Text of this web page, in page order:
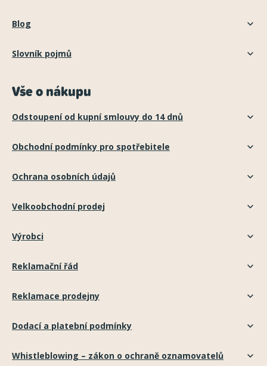
Blog
Slovník pojmů
Vše o nákupu
Odstoupení od kupní smlouvy do 14 dnů
Obchodní podmínky pro spotřebitele
Ochrana osobních údajů
Velkoobchodní prodej
Výrobci
Reklamační řád
Reklamace prodejny
Dodací a platební podmínky
Whistleblowing – zákon o ochraně oznamovatelů